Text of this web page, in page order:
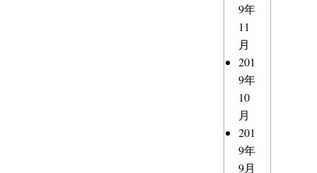
9年
11
月
201
9年
10
月
201
9年
9月